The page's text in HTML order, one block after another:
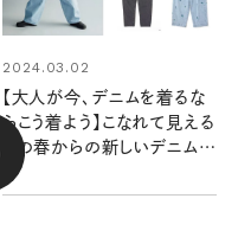
2024.03.02
【大人が今、デニムを着るな
らこう着よう】こなれて見える
この春からの新しいデニムス
タイル